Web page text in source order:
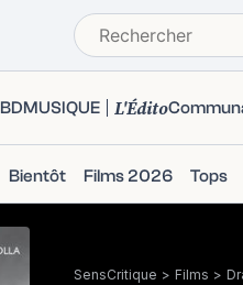
BDMUSIQUE L'Édito
Bientôt Films 2026 Tops
SensCritique > Films >